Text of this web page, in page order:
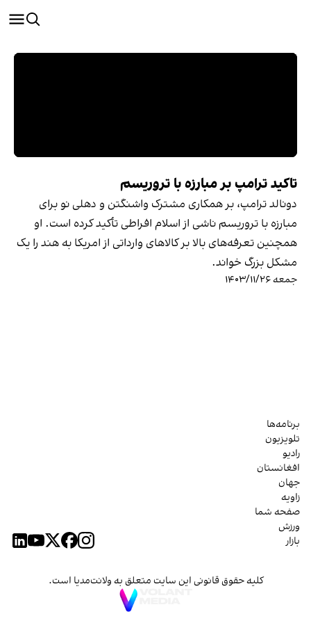
تاکید ترامپ بر مبارزه با تروریسم
دونالد ترامپ، بر همکاری مشترک واشنگتن و دهلی نو برای
مبارزه با تروریسم ناشی از اسلام افراطی تأکید کرده است. او
همچنین تعرفه‌های بالا بر کالاهای وارداتی از امریکا به هند را یک
مشکل بزرگ خواند.
جمعه ۱۴۰۳/۱۱/۲۶
برنامه‌ها
تلویزیون
رادیو
افغانستان
جهان
زاویه
صفحه شما
ورزش
بازار
کلیه حقوق قانونی این سایت متعلق به ولانت‌مدیا است.